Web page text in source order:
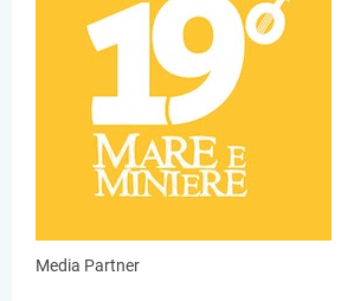
Media Partner